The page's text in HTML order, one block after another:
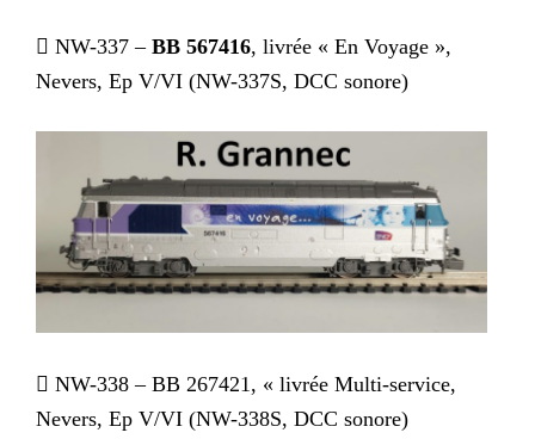
 NW-337 – BB 567416, livrée « En Voyage »,
Nevers, Ep V/VI (NW-337S, DCC sonore)
 NW-338 – BB 267421, « livrée Multi-service,
Nevers, Ep V/VI (NW-338S, DCC sonore)